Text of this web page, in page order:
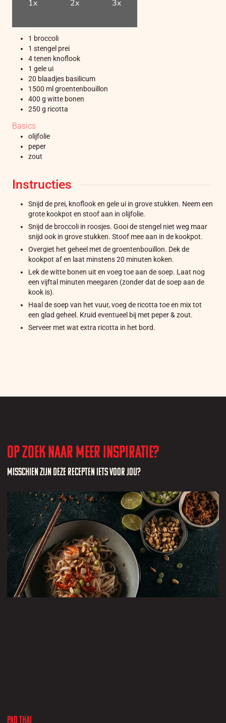
1x 2x 3x
1 broccoli
1 stengel prei
4 tenen knoflook
1 gele ui
20 blaadjes basilicum
1500 ml groentenbouillon
400 g witte bonen
250 g ricotta
Basics
olijfolie
peper
zout
Instructies
Snijd de prei, knoflook en gele ui in grove stukken. Neem een
grote kookpot en stoof aan in olijfolie.
Snijd de broccoli in roosjes. Gooi de stengel niet weg maar
snijd ook in grove stukken. Stoof mee aan in de kookpot.
Overgiet het geheel met de groentenbouillon. Dek de
kookpot af en laat minstens 20 minuten koken.
Lek de witte bonen uit en voeg toe aan de soep. Laat nog
een vijftal minuten meegaren (zonder dat de soep aan de
kook is).
Haal de soep van het vuur, voeg de ricotta toe en mix tot
een glad geheel. Kruid eventueel bij met peper & zout.
Serveer met wat extra ricotta in het bord.
Op zoek naar meer inspiratie?
Misschien zijn deze recepten iets voor jou?
Pad Thai